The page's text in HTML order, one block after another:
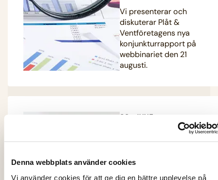
Denna webbplats använder cookies
Vi använder cookies för att ge dig en bättre upplevelse på
Vi presenterar och
diskuterar Plåt &
Ventföretagens nya
konjunkturrapport på
webbinariet den 21
augusti.
29 JUNI
ARBETSRÄTT
Skattefriheten
att ladda